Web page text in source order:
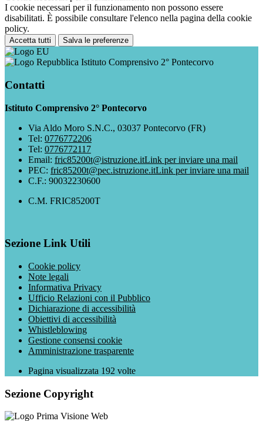
I cookie necessari per il funzionamento non possono essere
disabilitati. È possibile consultare l'elenco nella pagina della cookie
policy.
Accetta tutti Salva le preferenze
Istituto Comprensivo 2° Pontecorvo
Contatti
Istituto Comprensivo 2° Pontecorvo
Via Aldo Moro S.N.C., 03037 Pontecorvo (FR)
Tel: 0776772206
Tel: 0776772117
Email: fric85200t@istruzione.itLink per inviare una mail
PEC: fric85200t@pec.istruzione.itLink per inviare una mail
C.F.: 90032230600
C.M. FRIC85200T
Sezione Link Utili
Cookie policy
Note legali
Informativa Privacy
Ufficio Relazioni con il Pubblico
Dichiarazione di accessibilità
Obiettivi di accessibilità
Whistleblowing
Gestione consensi cookie
Amministrazione trasparente
Pagina visualizzata 192 volte
Sezione Copyright